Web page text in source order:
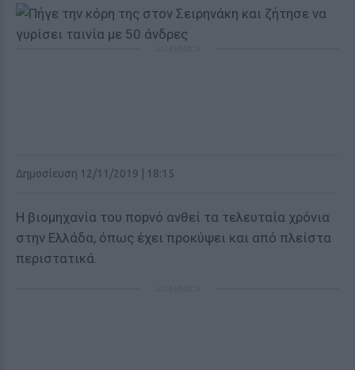
Δημοσίευση 12/11/2019 | 18:15
Η βιομηχανία του ποpνό ανθεί τα τελευταία χρόνια
στην Ελλάδα, όπως έχει προκύψει και από πλείστα
περιστατικά.